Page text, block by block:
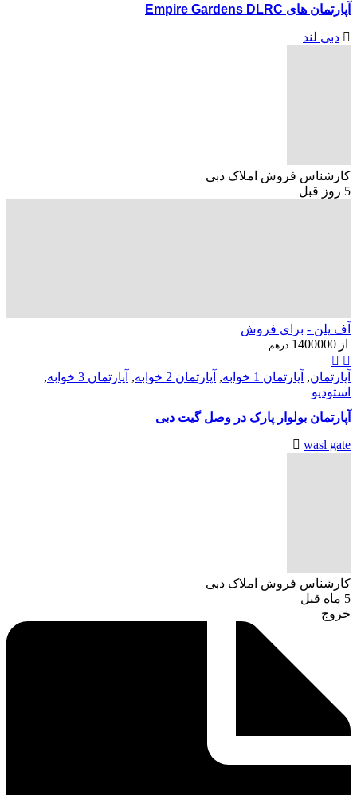
آپارتمان های Empire Gardens DLRC
دبی لند
کارشناس فروش املاک دبی
5 روز قبل
آف پلن - برای فروش
از 1400000 درهم
آپارتمان, آپارتمان 1 خوابه , آپارتمان 2 خوابه , آپارتمان 3 خوابه
,
استودیو
آپارتمان بولوار پارک در وصل گیت دبی
wasl gate
کارشناس فروش املاک دبی
5 ماه قبل
خروج